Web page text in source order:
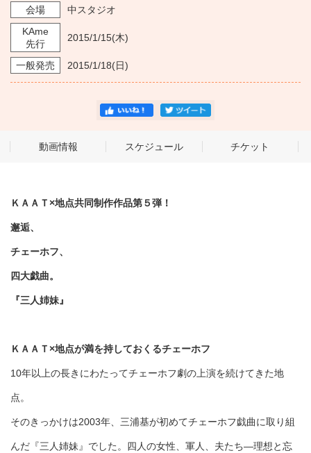
会場
中スタジオ
KAme
先行
2015/1/15(木)
一般発売 2015/1/18(日)
動画情報 スケジュール チケット
ＫＡＡＴ×地点共同制作作品第５弾！
邂逅、
チェーホフ、
四大戯曲。
『三人姉妹』
ＫＡＡＴ×地点が満を持しておくるチェーホフ
10年以上の長きにわたってチェーホフ劇の上演を続けてきた地
点。
そのきっかけは2003年、三浦基が初めてチェーホフ戯曲に取り組
んだ『三人姉妹』でした。四人の女性、軍人、夫たち―理想と忘